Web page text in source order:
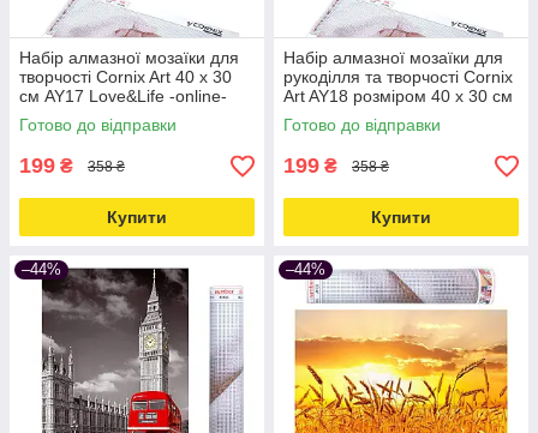
Набір алмазної мозаїки для
творчості Cornix Art 40 x 30
см AY17 Love&Life -online-
multimarket-
Готово до відправки
199 ₴ 358 ₴
Купити
Набір алмазної мозаїки для
рукоділля та творчості Cornix
Art AY18 розміром 40 x 30 см
Love&Life -online-multimarket-
Готово до відправки
199 ₴ 358 ₴
Купити
–44% –44%